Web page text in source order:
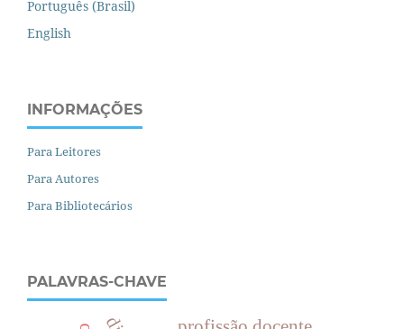
Português (Brasil)
English
INFORMAÇÕES
Para Leitores
Para Autores
Para Bibliotecários
PALAVRAS-CHAVE